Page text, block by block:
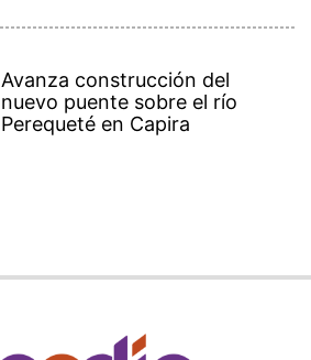
Avanza construcción del
nuevo puente sobre el río
Perequeté en Capira